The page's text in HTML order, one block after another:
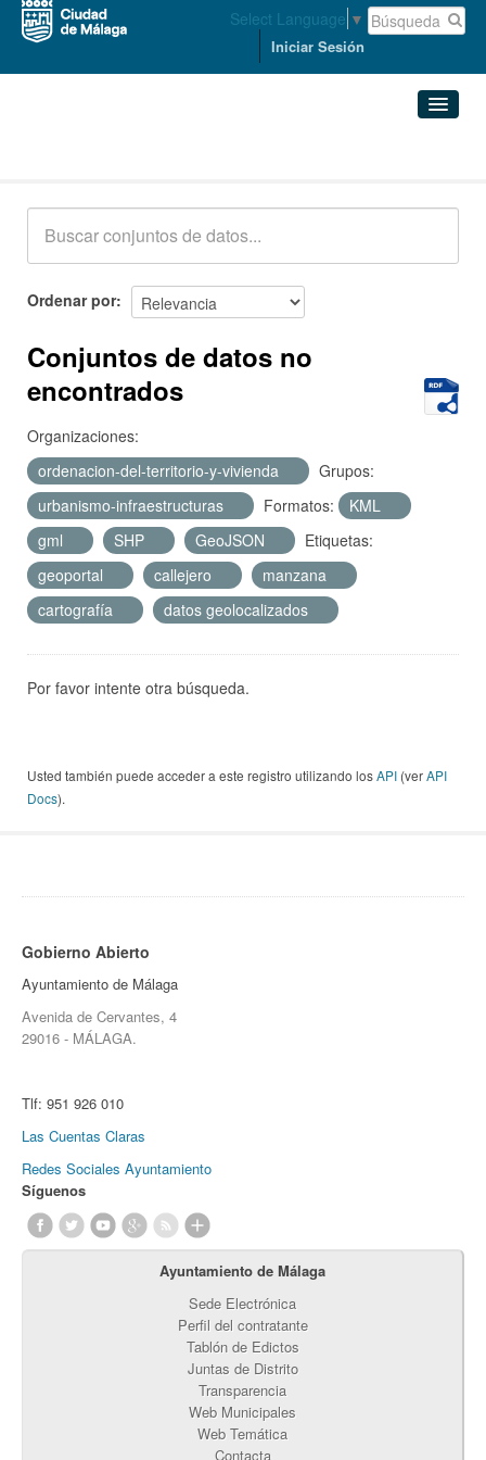
Select Language ▼
Iniciar Sesión
Acerca de
Ordenar por
Conjuntos de datos no
encontrados
Organizaciones:
ordenacion-del-territorio-y-vivienda
Grupos:
urbanismo-infraestructuras
Formatos:
KML
gml
SHP GeoJSON
Etiquetas:
geoportal
callejero
manzana
cartografía
datos geolocalizados
Por favor intente otra búsqueda.
Usted también puede acceder a este registro utilizando losAPI (verAPI
Docs).
Gobierno Abierto
Ayuntamiento de Málaga
Avenida de Cervantes, 4
29016 - MÁLAGA.
Tlf: 951 926 010
Las Cuentas Claras
Redes Sociales Ayuntamiento
Síguenos
Ayuntamiento de Málaga
Sede Electrónica
Perfil del contratante
Tablón de Edictos
Juntas de Distrito
Transparencia
Web Municipales
Web Temática
Contacta